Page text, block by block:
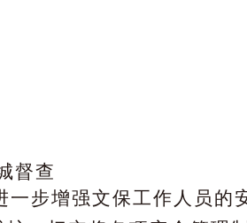
督查
一步增强文保工作人员的